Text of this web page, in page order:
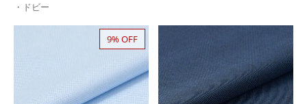
・ドビー
9% OFF